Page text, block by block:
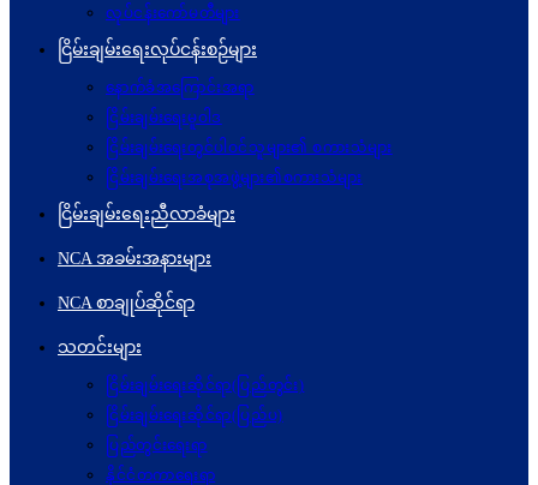
လုပ်ငန်းကော်မတီများ
ငြိမ်းချမ်းရေးလုပ်ငန်းစဉ်များ
နောက်ခံအကြောင်းအရာ
ငြိမ်းချမ်းရေးမူဝါဒ
ငြိမ်းချမ်းရေးတွင်ပါဝင်သူများ၏ စကားသံများ
ငြိမ်းချမ်းရေးအစုအဖွဲ့များ၏စကားသံများ
ငြိမ်းချမ်းရေးညီလာခံများ
NCA အခမ်းအနားများ
NCA စာချုပ်ဆိုင်ရာ
သတင်းများ
ငြိမ်းချမ်းရေးဆိုင်ရာ(ပြည်တွင်း)
ငြိမ်းချမ်းရေးဆိုင်ရာ(ပြည်ပ)
ပြည်တွင်းရေးရာ
နိုင်ငံတကာရေးရာ